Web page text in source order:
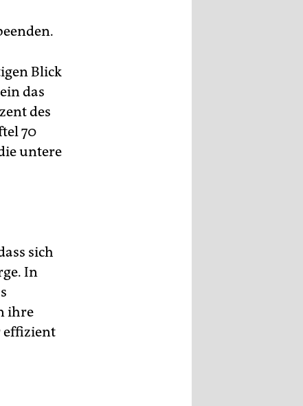
Blick
das
des
70
untere
sich
In
ihre
effizient